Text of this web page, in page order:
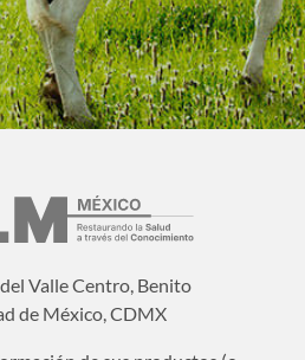
Valle Centro, Benito
de México, CDMX